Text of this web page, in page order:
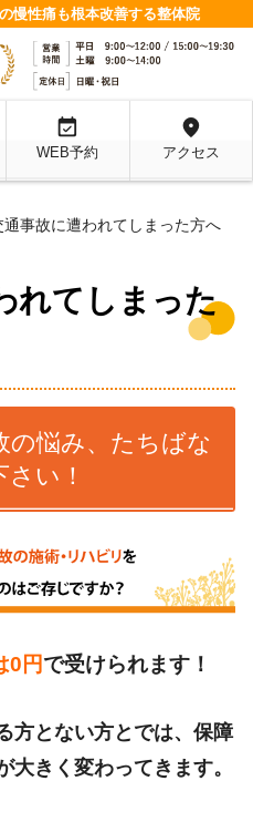
慢性痛も根本改善する整体院
event_available
WEB予約
location_on
アクセス
通事故に遭われてしまった方へ
れてしまった
の悩み、たちばな
い！
0円で受けられます！
方とない方とでは、保障
きく変わってきます。